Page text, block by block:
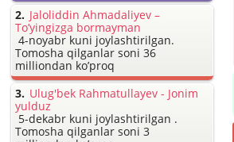
Jaloliddin Ahmadaliyev –
To’yingizga bormayman
4-noyabr kuni joylashtirilgan.
Tomosha qilganlar soni 36
milliondan ko’proq
Ulug'bek Rahmatullayev - Jonim
yulduz
5-dekabr kuni joylashtirilgan .
Tomosha qilganlar soni 3